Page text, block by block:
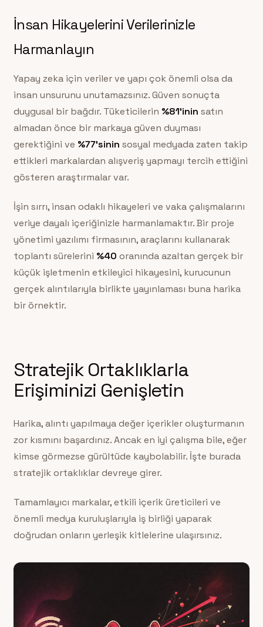
İnsan Hikayelerini Verilerinizle
Harmanlayın
Yapay zeka için veriler ve yapı çok önemli olsa da
insan unsurunu unutamazsınız. Güven sonuçta
duygusal bir bağdır. Tüketicilerin %81’inin satın
almadan önce bir markaya güven duyması
gerektiğini ve %77’sinin sosyal medyada zaten takip
ettikleri markalardan alışveriş yapmayı tercih ettiğini
gösteren araştırmalar var.
İşin sırrı, insan odaklı hikayeleri ve vaka çalışmalarını
veriye dayalı içeriğinizle harmanlamaktır. Bir proje
yönetimi yazılımı firmasının, araçlarını kullanarak
toplantı sürelerini %40 oranında azaltan gerçek bir
küçük işletmenin etkileyici hikayesini, kurucunun
gerçek alıntılarıyla birlikte yayınlaması buna harika
bir örnektir.
Stratejik Ortaklıklarla
Erişiminizi Genişletin
Harika, alıntı yapılmaya değer içerikler oluşturmanın
zor kısmını başardınız. Ancak en iyi çalışma bile, eğer
kimse görmezse gürültüde kaybolabilir. İşte burada
stratejik ortaklıklar devreye girer.
Tamamlayıcı markalar, etkili içerik üreticileri ve
önemli medya kuruluşlarıyla iş birliği yaparak
doğrudan onların yerleşik kitlelerine ulaşırsınız.